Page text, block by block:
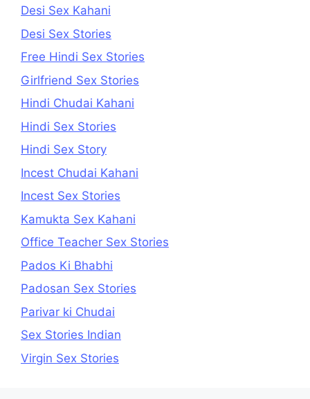
Desi Sex Kahani
Desi Sex Stories
Free Hindi Sex Stories
Girlfriend Sex Stories
Hindi Chudai Kahani
Hindi Sex Stories
Hindi Sex Story
Incest Chudai Kahani
Incest Sex Stories
Kamukta Sex Kahani
Office Teacher Sex Stories
Pados Ki Bhabhi
Padosan Sex Stories
Parivar ki Chudai
Sex Stories Indian
Virgin Sex Stories